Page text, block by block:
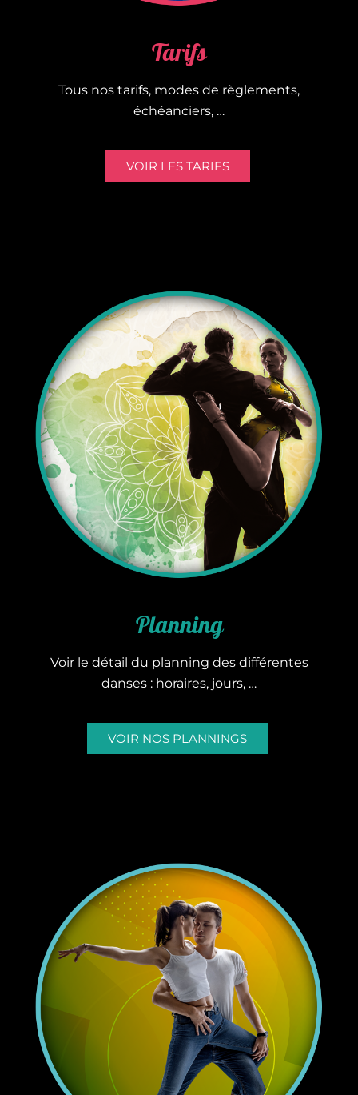
Tarifs
Tous nos tarifs, modes de règlements,
échéanciers, …
VOIR LES TARIFS
Planning
Voir le détail du planning des différentes
danses : horaires, jours, …
VOIR NOS PLANNINGS